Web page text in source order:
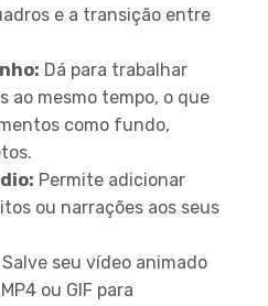
e a transição entre
Dá para trabalhar
ao mesmo tempo, o que
como fundo,
Permite adicionar
ou narrações aos seus
Salve seu vídeo animado
ou GIF para